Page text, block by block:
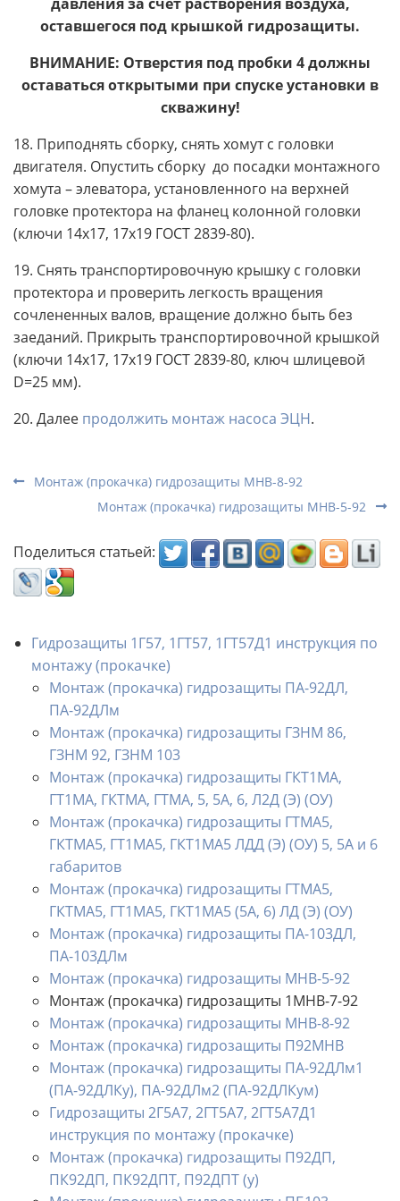
оставшегося под крышкой гидрозащиты.
ВНИМАНИЕ: Отверстия под пробки 4 должны
оставаться открытыми при спуске установки в
скважину!
18. Приподнять сборку, снять хомут с головки
двигателя. Опустить сборку до посадки монтажного
хомута – элеватора, установленного на верхней
головке протектора на фланец колонной головки
(ключи 14х17, 17х19 ГОСТ 2839-80).
19. Снять транспортировочную крышку с головки
протектора и проверить легкость вращения
сочлененных валов, вращение должно быть без
заеданий. Прикрыть транспортировочной крышкой
(ключи 14х17, 17х19 ГОСТ 2839-80, ключ шлицевой
D=25 мм).
20. Далее продолжить монтаж насоса ЭЦН.
Монтаж (прокачка) гидрозащиты МНВ-8-92
Монтаж (прокачка) гидрозащиты МНВ-5-92
Поделиться статьей:
Гидрозащиты 1Г57, 1ГТ57, 1ГТ57Д1 инструкция по
монтажу (прокачке)
Монтаж (прокачка) гидрозащиты ПА-92ДЛ,
ПА-92ДЛм
Монтаж (прокачка) гидрозащиты ГЗНМ 86,
ГЗНМ 92, ГЗНМ 103
Монтаж (прокачка) гидрозащиты ГКТ1МА,
ГТ1МА, ГКТМА, ГТМА, 5, 5А, 6, Л2Д (Э) (ОУ)
Монтаж (прокачка) гидрозащиты ГТМА5,
ГКТМА5, ГТ1МА5, ГКТ1МА5 ЛДД (Э) (ОУ) 5, 5А и 6
габаритов
Монтаж (прокачка) гидрозащиты ГТМА5,
ГКТМА5, ГТ1МА5, ГКТ1МА5 (5А, 6) ЛД (Э) (ОУ)
Монтаж (прокачка) гидрозащиты ПА-103ДЛ,
ПА-103ДЛм
Монтаж (прокачка) гидрозащиты МНВ-5-92
Монтаж (прокачка) гидрозащиты 1МНВ-7-92
Монтаж (прокачка) гидрозащиты МНВ-8-92
Монтаж (прокачка) гидрозащиты П92МНВ
Монтаж (прокачка) гидрозащиты ПА-92ДЛм1
(ПА-92ДЛКу), ПА-92ДЛм2 (ПА-92ДЛКум)
Гидрозащиты 2Г5А7, 2ГТ5А7, 2ГТ5А7Д1
инструкция по монтажу (прокачке)
Монтаж (прокачка) гидрозащиты П92ДП,
ПК92ДП, ПК92ДПТ, П92ДПТ (у)